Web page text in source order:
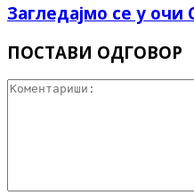
Загледајмо се у очи
ПОСТАВИ ОДГОВОР